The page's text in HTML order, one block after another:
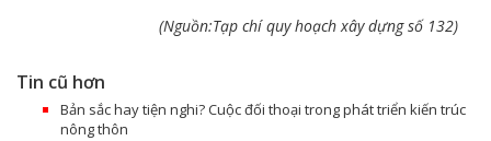
(Nguồn:Tạp chí quy hoạch xây dựng số 132)
Tin cũ hơn
Bản sắc hay tiện nghi? Cuộc đối thoại trong phát triển kiến trúc
nông thôn